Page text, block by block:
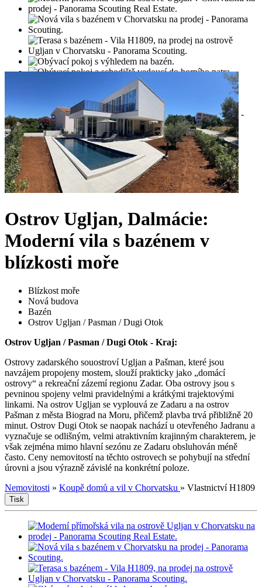
Ostrov Ugljan, Dalmácie:
Moderní vila s bazénem v
blízkosti moře
Blízkost moře
Nová budova
Bazén
Ostrov Ugljan / Pasman / Dugi Otok
Ostrov Ugljan / Pasman / Dugi Otok - Kraj:
Ostrovy zadarského souostroví Ugljan a Pašman, které jsou
navzájem propojeny mostem, slouží prakticky jako „domácí
ostrovy“ a rekreační zázemí regionu Zadar. Oba ostrovy jsou s
pevninou spojeny velmi pravidelnými a krátkými trajektovými
linkami. Na ostrov Ugljan se vyplouvá ze Zadaru a na ostrov
Pašman z města Biograd na Moru, přičemž plavba trvá přibližně 20
minut. Ostrov Dugi Otok se naopak nachází u otevřeného Jadranu a
vyznačuje se odlišným, velmi atraktivním krajinným charakterem, je
však zejména mimo hlavní sezónu ze Zadaru obsluhován méně
často. Ceny nemovitostí na těchto ostrovech se pohybují na střední
úrovni a jsou výrazně závislé na konkrétní poloze.
Nemovitosti » Koupě domů a vil v Chorvatsku » Vlastnictví H1809
Tisk